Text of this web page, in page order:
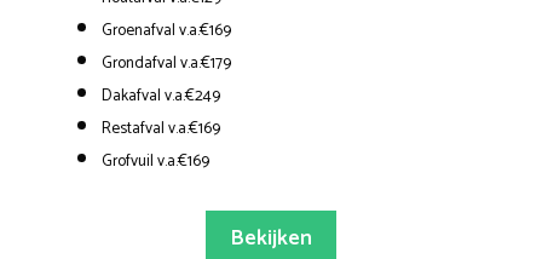
Groenafval v.a.€169
Grondafval v.a.€179
Dakafval v.a.€249
Restafval v.a.€169
Grofvuil v.a.€169
Bekijken